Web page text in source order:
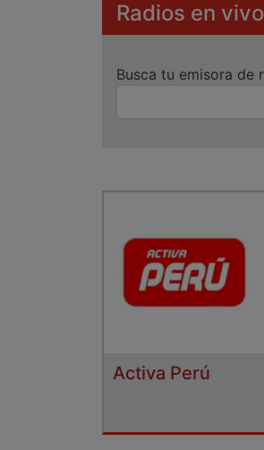
Radios en vivo
Busca tu emisora de
Activa Perú